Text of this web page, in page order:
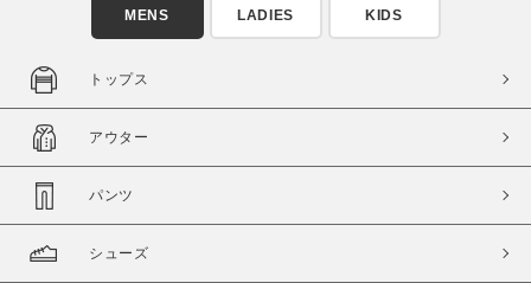
セール価格 WEB限定
在庫
在庫あり
MENS LADIES KIDS
トップス
アウター
パンツ
シューズ